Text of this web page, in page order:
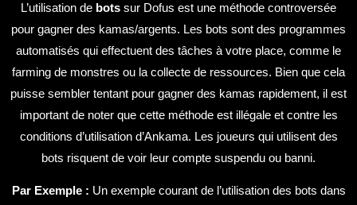
L’utilisation de bots sur Dofus est une méthode controversée
pour gagner des kamas/argents. Les bots sont des programmes
automatisés qui effectuent des tâches à votre place, comme le
farming de monstres ou la collecte de ressources. Bien que cela
puisse sembler tentant pour gagner des kamas rapidement, il est
important de noter que cette méthode est illégale et contre les
conditions d’utilisation d’Ankama. Les joueurs qui utilisent des
bots risquent de voir leur compte suspendu ou banni.
Par Exemple : Un exemple courant de l’utilisation des bots dans